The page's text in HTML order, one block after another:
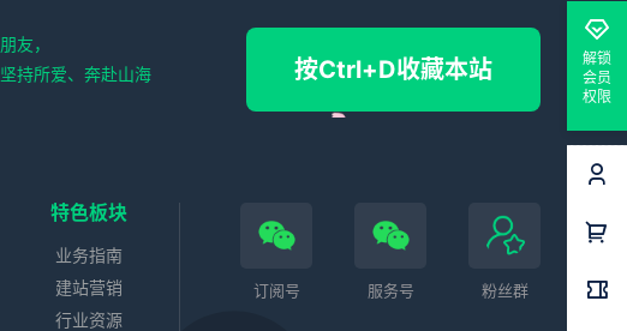
解锁
会员
权限
按Ctrl+D收藏本站
朋友，
坚持所爱、奔赴山海
特色板块
业务指南
建站营销
行业资源
订阅号 服务号 粉丝群